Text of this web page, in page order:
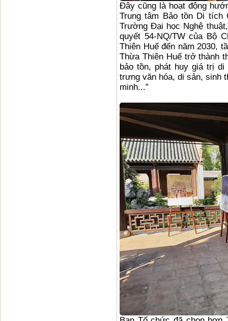
Đây cũng là hoạt động
Trung tâm Bảo tồn Di tích
Trường Đại học Nghệ
quyết 54-NQ/TW của Bộ
Thiên Huế đến năm 2030,
Thừa Thiên Huế trở thành
bảo tồn, phát huy giá trị
trưng văn hóa, di sản, sinh
minh...”